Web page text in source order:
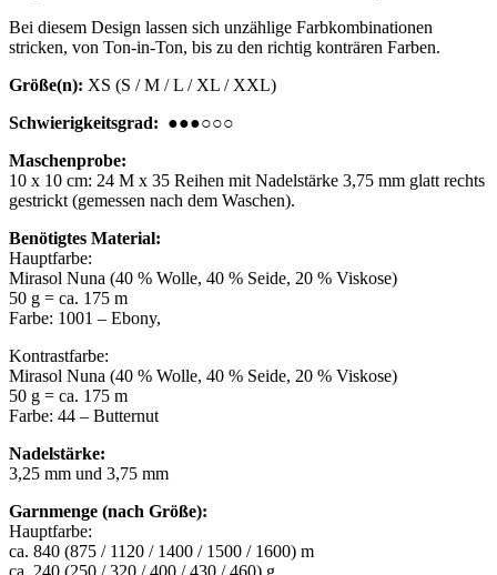
Bei diesem Design lassen sich unzählige Farbkombinationen
stricken, von Ton-in-Ton, bis zu den richtig konträren Farben.
Größe(n): XS (S / M / L / XL / XXL)
Schwierigkeitsgrad: ●●●○○○
Maschenprobe:
10 x 10 cm: 24 M x 35 Reihen mit Nadelstärke 3,75 mm glatt rechts
gestrickt (gemessen nach dem Waschen).
Benötigtes Material:
Hauptfarbe:
Mirasol Nuna (40 % Wolle, 40 % Seide, 20 % Viskose)
50 g = ca. 175 m
Farbe: 1001 – Ebony,
Kontrastfarbe:
Mirasol Nuna (40 % Wolle, 40 % Seide, 20 % Viskose)
50 g = ca. 175 m
Farbe: 44 – Butternut
Nadelstärke:
3,25 mm und 3,75 mm
Garnmenge (nach Größe):
Hauptfarbe:
ca. 840 (875 / 1120 / 1400 / 1500 / 1600) m
ca. 240 (250 / 320 / 400 / 430 / 460) g